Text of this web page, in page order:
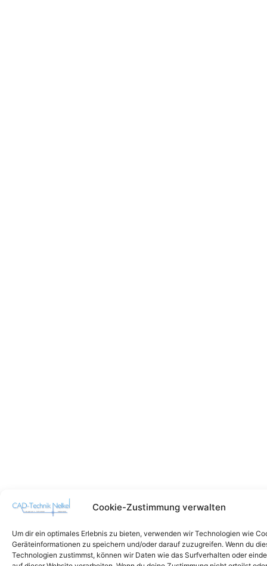
Cookie-Zustimmung verwalten
Um dir ein optimales Erlebnis zu bieten, verwenden wir Technologien wie
Geräteinformationen zu speichern und/oder darauf zuzugreifen. Wenn du
Technologien zustimmst, können wir Daten wie das Surfverhalten oder